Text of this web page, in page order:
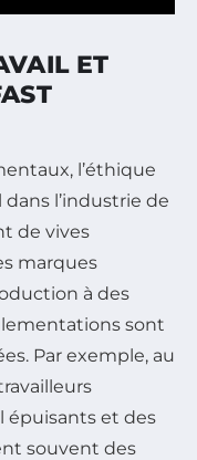
ET
l’éthique
l’industrie de
de vives
marques
à des
sont
Par exemple, au
épuisants et des
souvent des